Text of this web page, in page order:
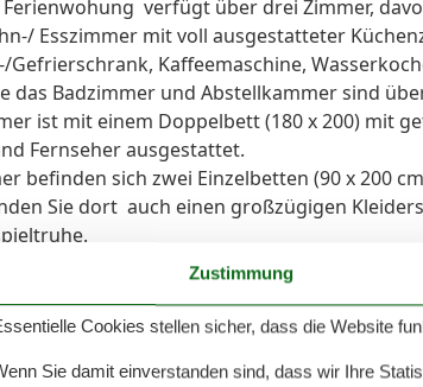
verfügt über drei Zimmer,
Esszimmer mit voll ausgestatteter
Gefrierschrank, Kaffeemaschine,
das Badzimmer und Abstellkammer sind
ist mit einem Doppelbett (180 x 200) mit
Fernseher ausgestattet.
befinden sich zwei Einzelbetten (90 x 200
Sie dort auch einen großzügigen
mit Südausrichtung und den angrenzenden
stehen Ihnen Gartenstühle nebst
Wohnzimmer bestehent aus einem Sofa und
ausgeklappt werden. An dem aus
Zustimmung
Cookies stellen sicher, dass die Website
Sie damit einverstanden sind, dass wir Ihre